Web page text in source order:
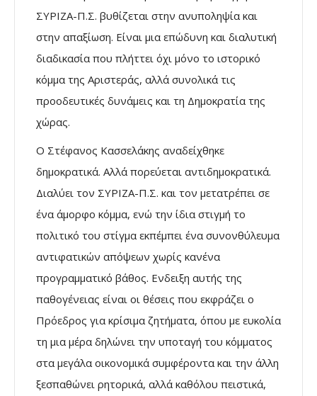
ΣΥΡΙΖΑ-Π.Σ. βυθίζεται στην ανυποληψία και
στην απαξίωση. Είναι μια επώδυνη και διαλυτική
διαδικασία που πλήττει όχι μόνο το ιστορικό
κόμμα της Αριστεράς, αλλά συνολικά τις
προοδευτικές δυνάμεις και τη Δημοκρατία της
χώρας.
Ο Στέφανος Κασσελάκης αναδείχθηκε
δημοκρατικά. Αλλά πορεύεται αντιδημοκρατικά.
Διαλύει τον ΣΥΡΙΖΑ-Π.Σ. και τον μετατρέπει σε
ένα άμορφο κόμμα, ενώ την ίδια στιγμή το
πολιτικό του στίγμα εκπέμπει ένα συνονθύλευμα
αντιφατικών απόψεων χωρίς κανένα
προγραμματικό βάθος. Ενδειξη αυτής της
παθογένειας είναι οι θέσεις που εκφράζει ο
Πρόεδρος για κρίσιμα ζητήματα, όπου με ευκολία
τη μια μέρα δηλώνει την υποταγή του κόμματος
στα μεγάλα οικονομικά συμφέροντα και την άλλη
ξεσπαθώνει ρητορικά, αλλά καθόλου πειστικά,